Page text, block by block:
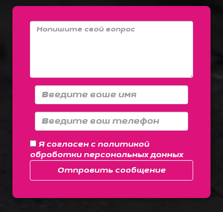
Я согласен с политикой
обработки персональных данных
Отправить сообщение